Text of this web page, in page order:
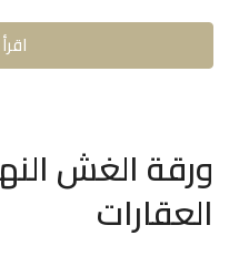
ورقة الغش
العقارات